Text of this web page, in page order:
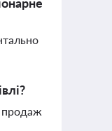
продаж